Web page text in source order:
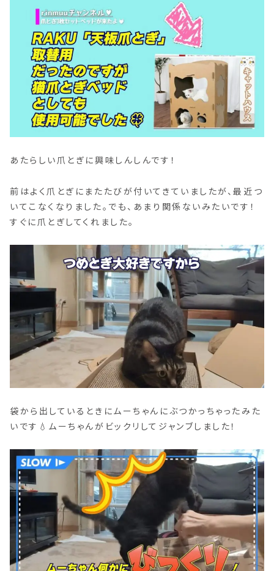
あたらしい爪とぎに興味しんしんです！
前はよく爪とぎにまたたびが付いてきていましたが、最近つ
いてこなくなりました。でも、あまり関係ないみたいです！
すぐに爪とぎしてくれました。
袋から出しているときにムーちゃんにぶつかっちゃったみた
いです💧ムーちゃんがビックリしてジャンブしました！